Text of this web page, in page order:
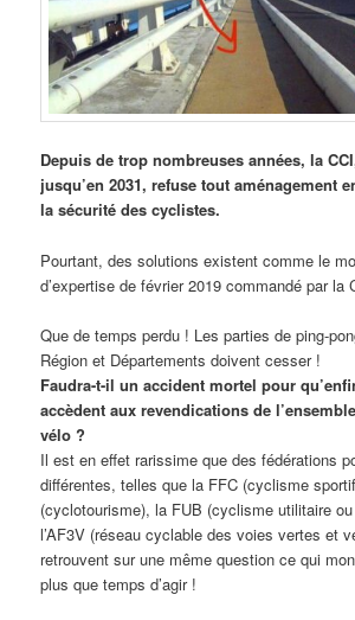
Depuis de trop nombreuses années, la
jusqu’en 2031, refuse tout aménagement
la sécurité des cyclistes.
Pourtant, des solutions existent comme le
d’expertise de février 2019 commandé par la
Que de temps perdu ! Les parties de ping-
Région et Départements doivent cesser !
Faudra-t-il un accident mortel pour
accèdent aux revendications de
vélo ?
Il est en effet rarissime que des fédérations
différentes, telles que la FFC (cyclisme
(cyclotourisme), la FUB (cyclisme utilitaire
l’AF3V (réseau cyclable des voies vertes et
retrouvent sur une même question ce qui
plus que temps d’agir !